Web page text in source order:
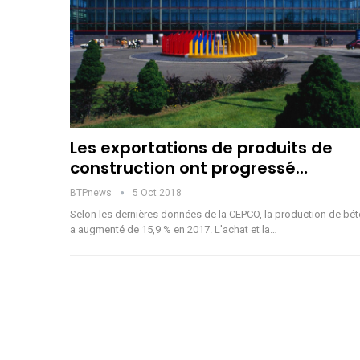
Les exportations de produits de
construction ont progressé…
BTPnews 5 Oct 2018
Selon les dernières données de la CEPCO, la production de
a augmenté de 15,9 % en 2017. L'achat et la…